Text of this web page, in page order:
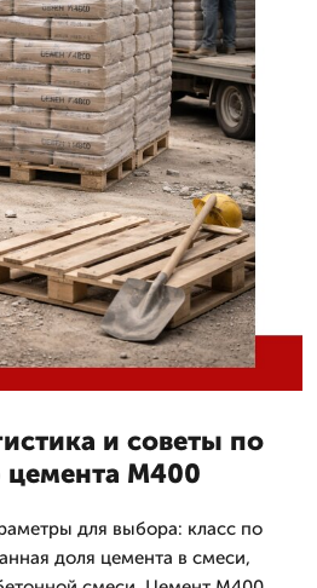
и советы по
цемента М400
для выбора: класс по
доля цемента в смеси,